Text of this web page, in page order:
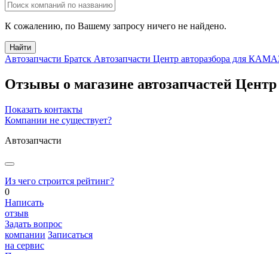
К сожалению, по Вашему запросу ничего не найдено.
Найти
Автозапчасти Братск Автозапчасти Центр авторазбора для
Отзывы о магазине автозапчастей
Показать контакты
Компании не существует?
Автозапчасти
Из чего строится рейтинг?
0
Написать
отзыв
Задать вопрос
компании Записаться
на сервис